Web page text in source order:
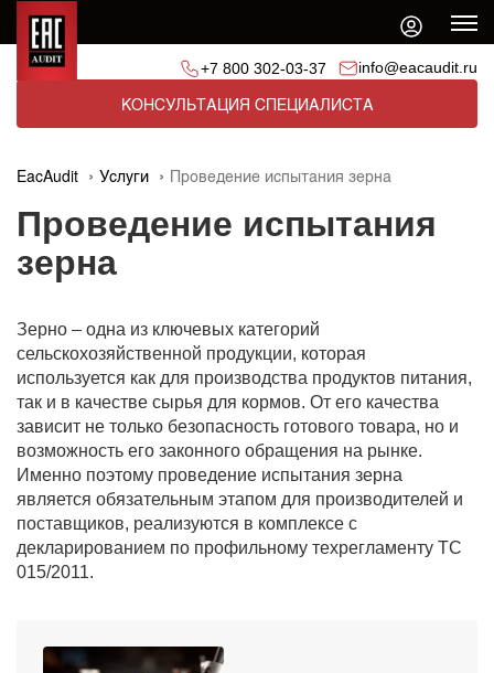
+7 800 302-03-37 info@eacaudit.ru
КОНСУЛЬТАЦИЯ СПЕЦИАЛИСТА
EacAudit Услуги Проведение испытания зерна
Проведение испытания
зерна
Зерно – одна из ключевых категорий
сельскохозяйственной продукции, которая
используется как для производства продуктов питания,
так и в качестве сырья для кормов. От его качества
зависит не только безопасность готового товара, но и
возможность его законного обращения на рынке.
Именно поэтому проведение испытания зерна
является обязательным этапом для производителей и
поставщиков, реализуются в комплексе с
декларированием по профильному техрегламенту ТС
015/2011.